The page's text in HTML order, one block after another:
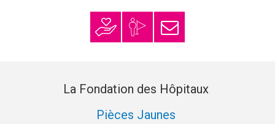
Faire un donMon espace
donateur
S’inscrire à la
newsletter
La Fondation des Hôpitaux
Pièces Jaunes